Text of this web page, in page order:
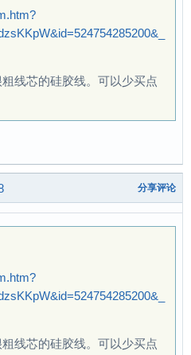
线芯的硅胶线。可以少买点
分享评论
线芯的硅胶线。可以少买点